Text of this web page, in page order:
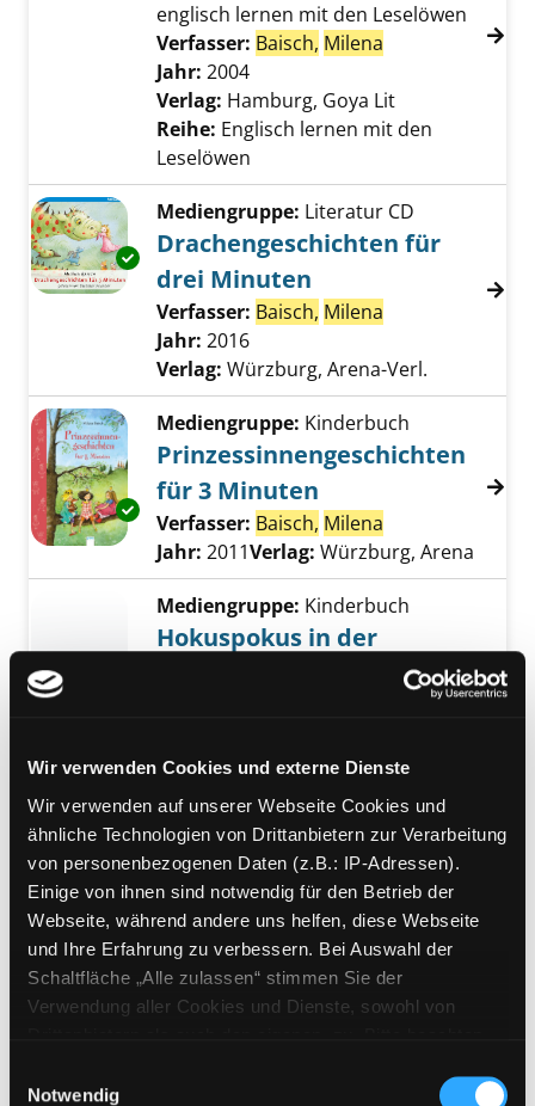
Wir verwenden Cookies und externe Dienste
Wir verwenden auf unserer Webseite Cookies und
ähnliche Technologien von Drittanbietern zur Verarbeitung
von personenbezogenen Daten (z.B.: IP-Adressen).
Einige von ihnen sind notwendig für den Betrieb der
Webseite, während andere uns helfen, diese Webseite
und Ihre Erfahrung zu verbessern. Bei Auswahl der
Schaltfläche „Alle zulassen“ stimmen Sie der
Verwendung aller Cookies und Dienste, sowohl von
Cookies von Drittanbietern, eine Verarbeitung in
Notwendig
englisch lernen mit den Leselöwen
Verfasser: Baisch, Milena Suche nach
Jahr: 2004
Verlag: Hamburg, Goya Lit
Reihe: Englisch lernen mit den
Leselöwen
Exemplar-Details von Drachengeschichten
Mediengruppe: Literatur CD
Drachengeschichten für
drei Minuten
Verfasser: Baisch, Milena
Jahr: 2016
Verlag: Würzburg, Arena-Verl.
Exemplar-Details von
Mediengruppe: Kinderbuch
Prinzessinnengeschichten
für 3 Minuten
Verfasser: Baisch, Milena
Jahr: 2011Verlag: Würzburg, Arena
Exemplar-Details von Hokuspokus in der
Mediengruppe: Kinderbuch
Hokuspokus in der
Reihe:Lesespatz, 2. Stufe der Löwe
Exemplar-Details von
Mediengruppe:Kinderbuch
Weihnachtsgeschichten
[mit Bildern lesen lernen]
Verfasser:
Milena
Suche nach
Jahr:
Verlag:
Bindlach, Loewe
Reihe: Bildermaus, 1. Stufe der